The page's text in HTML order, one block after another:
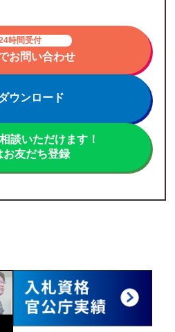
時間受付
お問い合わせ
ウンロード
談いただけます！
お友だち登録